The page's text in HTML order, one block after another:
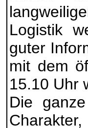
Logistik
guter
mit dem
15.10 Uhr
Die